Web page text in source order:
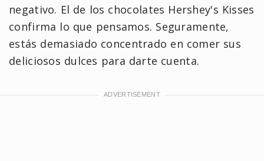
negativo. El de los chocolates Hershey's Kisses
confirma lo que pensamos. Seguramente,
estás demasiado concentrado en comer sus
deliciosos dulces para darte cuenta.